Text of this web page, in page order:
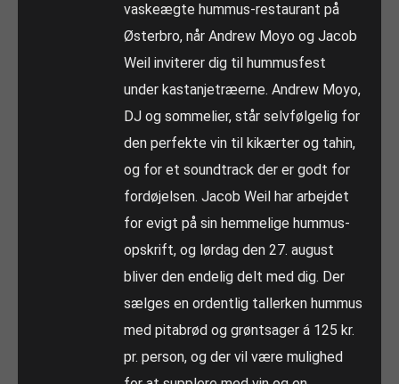
vaskeægte hummus-restaurant på
Østerbro, når Andrew Moyo og Jacob
Weil inviterer dig til hummusfest
under kastanjetræerne. Andrew Moyo,
DJ og sommelier, står selvfølgelig for
den perfekte vin til kikærter og tahin,
og for et soundtrack der er godt for
fordøjelsen. Jacob Weil har arbejdet
for evigt på sin hemmelige hummus-
opskrift, og lørdag den 27. august
bliver den endelig delt med dig. Der
sælges en ordentlig tallerken hummus
med pitabrød og grøntsager á 125 kr.
pr. person, og der vil være mulighed